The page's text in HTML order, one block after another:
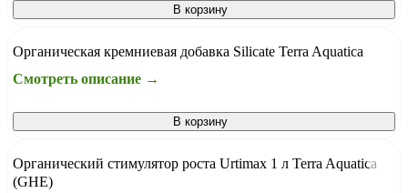
В корзину
Органическая кремниевая добавка Silicate Terra Aquatica
Смотреть описание →
В корзину
Органический стимулятор роста Urtimax 1 л Terra Aquatica
(GHE)